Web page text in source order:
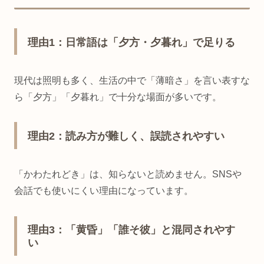
理由1：日常語は「夕方・夕暮れ」で足りる
現代は照明も多く、生活の中で「薄暗さ」を言い表すな
ら「夕方」「夕暮れ」で十分な場面が多いです。
理由2：読み方が難しく、誤読されやすい
「かわたれどき」は、知らないと読めません。SNSや
会話でも使いにくい理由になっています。
理由3：「黄昏」「誰そ彼」と混同されやす
い